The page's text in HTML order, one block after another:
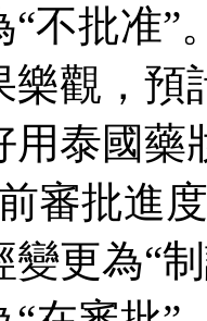
不批准”
樂觀，
用泰國藥
審批進
更為“